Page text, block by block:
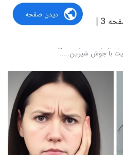
با جوش شیرین.....